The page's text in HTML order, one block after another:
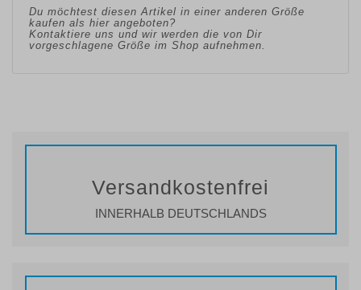
Du möchtest diesen Artikel in einer anderen Größe
kaufen als hier angeboten?
Kontaktiere uns und wir werden die von Dir
vorgeschlagene Größe im Shop aufnehmen.
Versandkostenfrei
INNERHALB DEUTSCHLANDS